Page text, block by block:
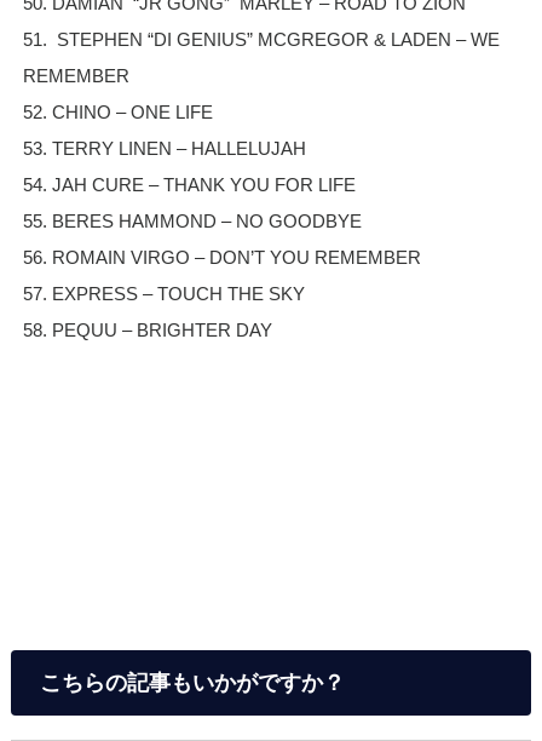
51. STEPHEN “DI GENIUS” MCGREGOR & LADEN – WE
REMEMBER
52. CHINO – ONE LIFE
53. TERRY LINEN – HALLELUJAH
54. JAH CURE – THANK YOU FOR LIFE
55. BERES HAMMOND – NO GOODBYE
56. ROMAIN VIRGO – DON’T YOU REMEMBER
57. EXPRESS – TOUCH THE SKY
58. PEQUU – BRIGHTER DAY
こちらの記事もいかがですか？